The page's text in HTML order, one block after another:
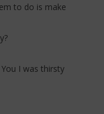
Me Close To You
to do is make
I was thirsty